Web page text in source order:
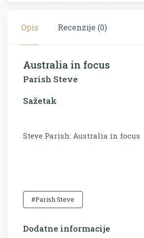
Opis Recenzije (0)
Australia in focus
Parish Steve
Sažetak
Steve Parish: Australia in focus
#Parish Steve
Dodatne informacije